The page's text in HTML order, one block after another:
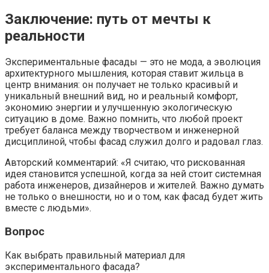
Заключение: путь от мечты к
реальности
Экспериментальные фасады — это не мода, а эволюция
архитектурного мышления, которая ставит жильца в
центр внимания: он получает не только красивый и
уникальный внешний вид, но и реальный комфорт,
экономию энергии и улучшенную экологическую
ситуацию в доме. Важно помнить, что любой проект
требует баланса между творчеством и инженерной
дисциплиной, чтобы фасад служил долго и радовал глаз.
Авторский комментарий: «Я считаю, что рискованная
идея становится успешной, когда за ней стоит системная
работа инженеров, дизайнеров и жителей. Важно думать
не только о внешности, но и о том, как фасад будет жить
вместе с людьми».
Вопрос
Как выбрать правильный материал для
экспериментального фасада?